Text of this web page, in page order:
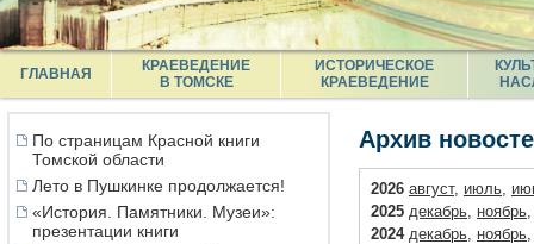
ГЛАВНАЯ
КРАЕВЕДЕНИЕ
В ТОМСКЕ
ИСТОРИЧЕСКОЕ
КРАЕВЕДЕНИЕ
По страницам Красной книги
Томской области
Лето в Пушкинке продолжается!
«История. Памятники. Музеи»:
презентации книги
Архив
2026 август, июль,
2025 декабрь, ноябрь
2024 декабрь, ноябрь